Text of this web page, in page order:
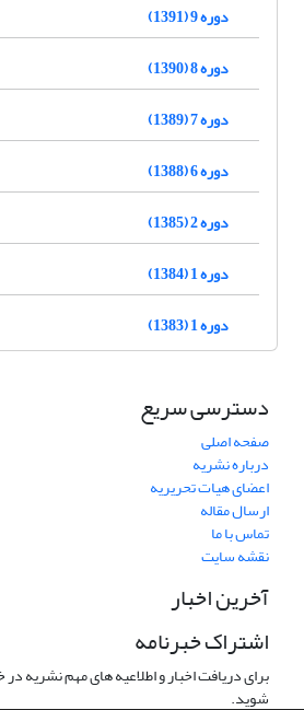
دوره 9 (1391)
دوره 8 (1390)
دوره 7 (1389)
دوره 6 (1388)
دوره 2 (1385)
دوره 1 (1384)
دوره 1 (1383)
دسترسی سریع
صفحه اصلی
درباره نشریه
اعضای هیات تحریریه
ارسال مقاله
تماس با ما
نقشه سایت
آخرین اخبار
اشتراک خبرنامه
برای دریافت اخبار و اطلاعیه های مهم نشریه
شوید.